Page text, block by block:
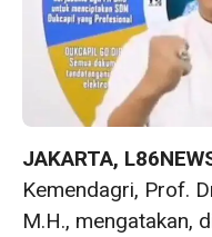
JAKARTA,
Kemendagri, Prof.
M.H., mengatakan,